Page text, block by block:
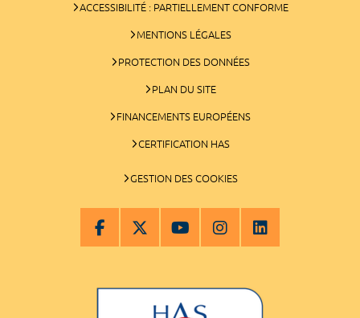
ACCESSIBILITÉ : PARTIELLEMENT CONFORME
MENTIONS LÉGALES
PROTECTION DES DONNÉES
PLAN DU SITE
FINANCEMENTS EUROPÉENS
CERTIFICATION HAS
GESTION DES COOKIES